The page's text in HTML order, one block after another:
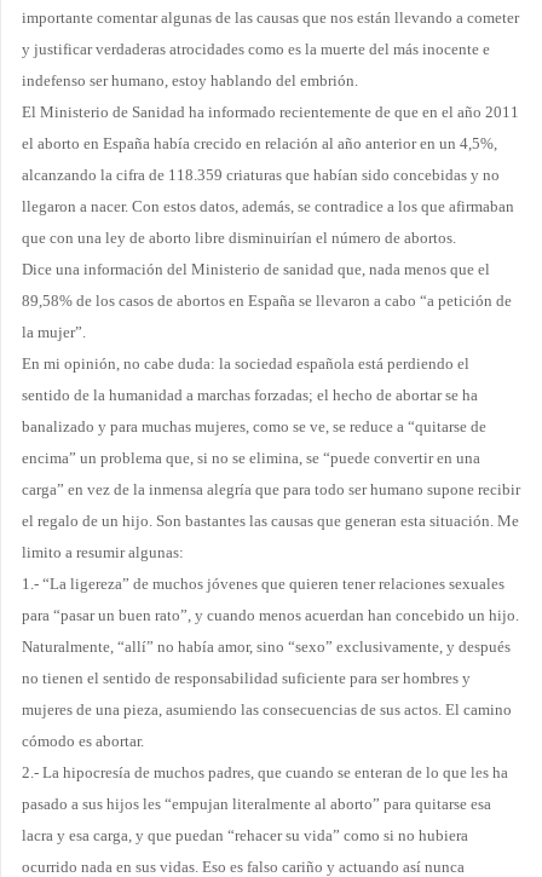
importante comentar algunas de las causas que nos están llevando a cometer
y justificar verdaderas atrocidades como es la muerte del más inocente e
indefenso ser humano, estoy hablando del embrión.
El Ministerio de Sanidad ha informado recientemente de que en el año 2011
el aborto en España había crecido en relación al año anterior en un 4,5%,
alcanzando la cifra de 118.359 criaturas que habían sido concebidas y no
llegaron a nacer. Con estos datos, además, se contradice a los que afirmaban
que con una ley de aborto libre disminuirían el número de abortos.
Dice una información del Ministerio de sanidad que, nada menos que el
89,58% de los casos de abortos en España se llevaron a cabo “a petición de
la mujer”.
En mi opinión, no cabe duda: la sociedad española está perdiendo el
sentido de la humanidad a marchas forzadas; el hecho de abortar se ha
banalizado y para muchas mujeres, como se ve, se reduce a “quitarse de
encima” un problema que, si no se elimina, se “puede convertir en una
carga” en vez de la inmensa alegría que para todo ser humano supone recibir
el regalo de un hijo. Son bastantes las causas que generan esta situación. Me
limito a resumir algunas:
1.- “La ligereza” de muchos jóvenes que quieren tener relaciones sexuales
para “pasar un buen rato”, y cuando menos acuerdan han concebido un hijo.
Naturalmente, “allí” no había amor, sino “sexo” exclusivamente, y después
no tienen el sentido de responsabilidad suficiente para ser hombres y
mujeres de una pieza, asumiendo las consecuencias de sus actos. El camino
cómodo es abortar.
2.- La hipocresía de muchos padres, que cuando se enteran de lo que les ha
pasado a sus hijos les “empujan literalmente al aborto” para quitarse esa
lacra y esa carga, y que puedan “rehacer su vida” como si no hubiera
ocurrido nada en sus vidas. Eso es falso cariño y actuando así nunca